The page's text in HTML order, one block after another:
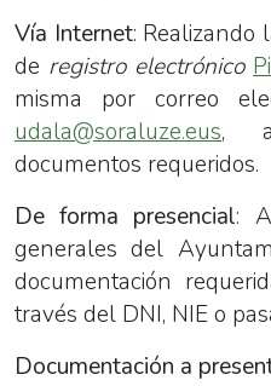
Vía Internet: Realizando
de registro electrónico
misma por correo
udala@soraluze.eus,
documentos requeridos.
De forma presencial:
generales del
documentación
través del DNI, NIE o
Documentación a